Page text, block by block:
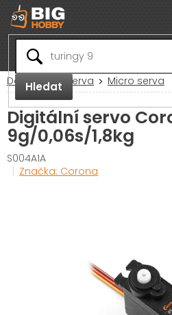
Přejít
na
obsah
Hledat
Domů RC Serva Micro serva
Digitální servo
9g/0,06s/1,8kg
S004A1A
Značka: Corona